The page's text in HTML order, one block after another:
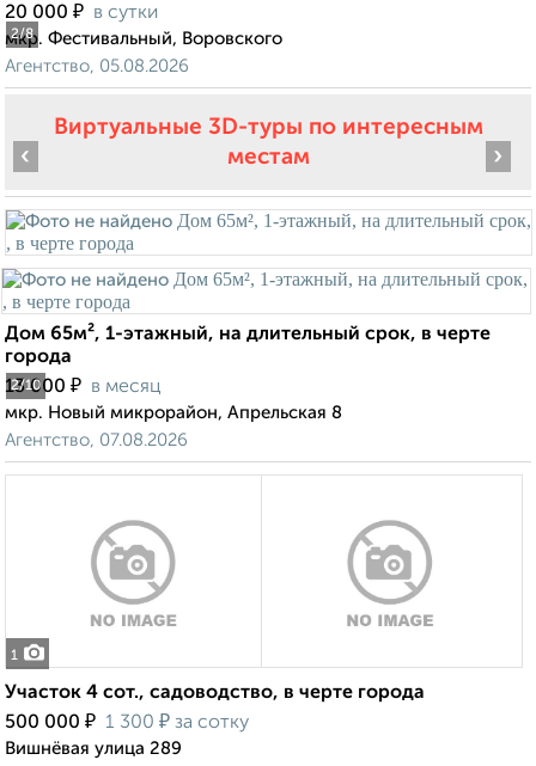
2/8
20 000 ₽ в сутки
мкр. Фестивальный, Воровского
Агентство, 05.08.2026
Виртуальные 3D-туры по интересным
местам
2/10
‹ ›
Дом 65м², 1-этажный, на длительный срок, в черте
города
13 000 ₽ в месяц
мкр. Новый микрорайон, Апрельская 8
Агентство, 07.08.2026
1
Участок 4 сот., садоводство, в черте города
500 000 ₽ 1 300 ₽ за сотку
Вишнёвая улица 289